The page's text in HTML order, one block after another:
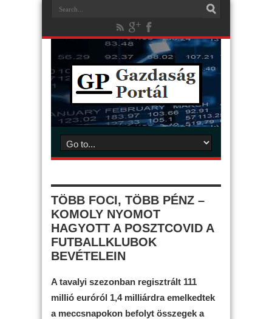
TÖBB FOCI, TÖBB PÉNZ –
KOMOLY NYOMOT
HAGYOTT A POSZTCOVID A
FUTBALLKLUBOK
BEVÉTELEIN
A tavalyi szezonban regisztrált 111
millió euróról 1,4 milliárdra emelkedtek
a meccsnapokon befolyt összegek a